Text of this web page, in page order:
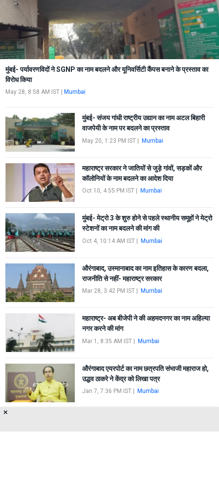
मुंबई- पर्यावरणविदों ने SGNP का नाम बदलने और यूनिवर्सिटी कैंपस बनाने के प्रस्ताव का
विरोध किया
May 28, 8:58 AM IST Mumbai
मुंबई- संजय गांधी राष्ट्रीय उद्यान का नाम अटल बिहारी
वाजपेयी के नाम पर बदलने का प्रस्ताव
May 20, 1:23 PM IST| Mumbai
महाराष्ट्र सरकार ने जातियों से जुड़े गांवों, सड़कों और
कॉलोनियों के नाम बदलने का आदेश दिया
Oct 10, 4:55 PM IST| Mumbai
मुंबई- मेट्रो 3 के शुरु होने से पहले स्थानीय समूहों ने मेट्रो
स्टेशनों का नाम बदलने की मांग की
Oct 4, 10:14 AM IST| Mumbai
औरंगाबाद, उस्मानाबाद का नाम इतिहास के कारण बदला,
राजनीति से नहीं- महाराष्ट्र सरकार
Mar 28, 3:42 PM IST| Mumbai
महाराष्ट्र- अब बीजेपी ने की अहमदनगर का नाम अहिल्या
नगर करने की मांग
Mar 1, 8:35 AM IST| Mumbai
औरंगाबाद एयरपोर्ट का नाम छत्रपति संभाजी महाराज हो,
उद्धव ठाकरे ने केंद्र को लिखा पत्र
Jan 7, 7:36 PM IST| Mumbai
✕